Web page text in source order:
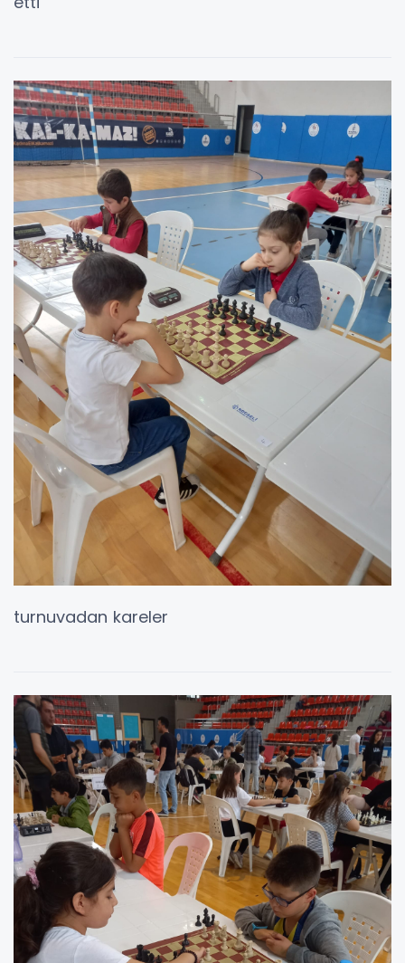
turnuvadan kareler